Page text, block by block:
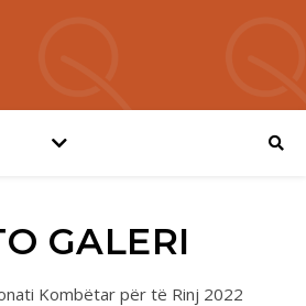
GALERI
Kombëtar për të Rinj 2022